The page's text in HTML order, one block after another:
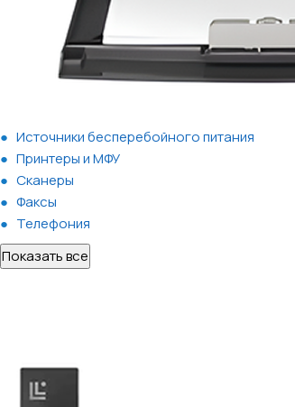
Источники бесперебойного питания
Принтеры и МФУ
Сканеры
Факсы
Телефония
Показать все